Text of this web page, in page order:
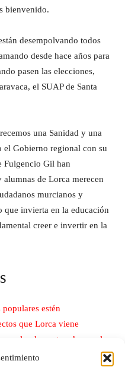
bienvenido.
desempolvando todos
desde hace años para
pasen las elecciones,
el SUAP de Santa
una Sanidad y una
el Gobierno regional con su
Fulgencio Gil han
de Lorca merecen
murcianos y
que invierta en la educación
creer e invertir en la
estén
que Lorca viene
volverlos a guardar en el